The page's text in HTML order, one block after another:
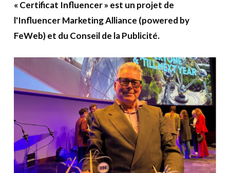
« Certificat Influencer » est un projet de
l'Influencer Marketing Alliance (powered by
FeWeb) et du Conseil de la Publicité.